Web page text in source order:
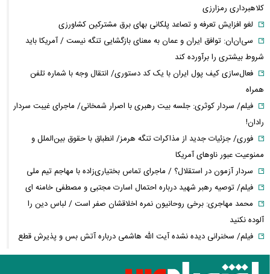
کلاهبرداری رمزارزی
لغو افزایش تعرفه و تصاعد پلکانی بهای برق مشترکین کشاورزی
سی‌ان‌ان: توافق ایران و عمان به معنای بازگشایی تنگه نیست / آمریکا باید
شروط بیشتری را برآورده کند
فعال‌سازی کیف پول ایران با یک کد دستوری/ انتقال وجه با شماره تلفن
همراه
فیلم/ سردار کوثری: جلسه بیت رهبری با اصرار شمخانی/ ماجرای غیبت سردار
رادان!
فوری/ جزئیات جدید از مذاکرات تنگه هرمز/ انطباق با حقوق بین‌الملل و
ممنوعیت عبور ناوهای آمریکا
سردار آزمون در استقلال؟ / ماجرای تماس بختیاری‌زاده با مهاجم تیم ملی
فیلم/ توصیه رهبر شهید درباره احتمال اسارت مجتبی و مصطفی خامنه ای
محمد مهاجری: برخی روحانیون نمره اخلاقشان صفر است / لباس دین را
آلوده نکنید
فیلم/ سخنرانی دیده نشده آیت الله هاشمی درباره آتش بس و پذیرش قطع
نامه۵۹۸
کمبود دارو؛ از قفسه‌های خالی تا دلالان و بازار سیاه/ داروی چندصد هزار